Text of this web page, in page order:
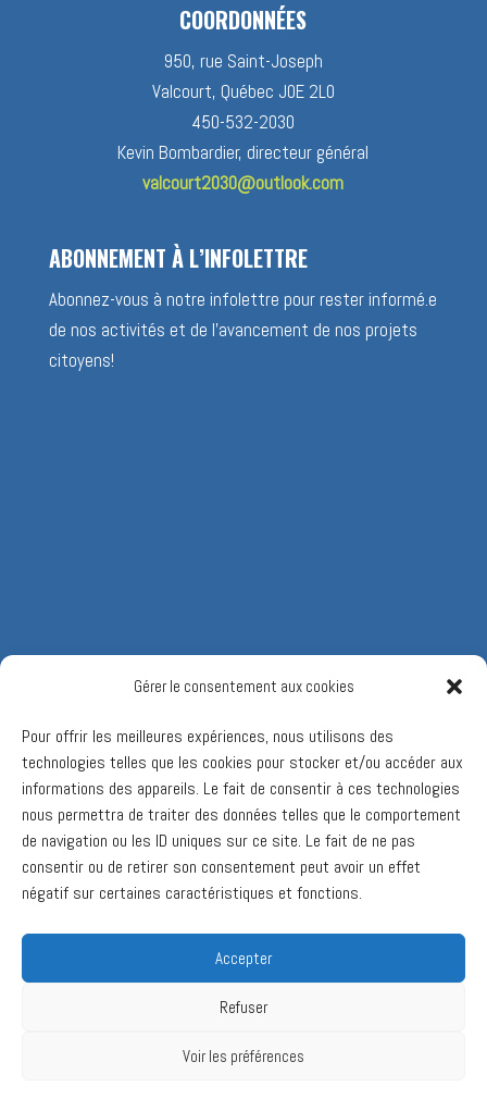
Gérer le consentement aux cookies
Pour offrir les meilleures expériences, nous utilisons des
technologies telles que les cookies pour stocker et/ou accéder aux
informations des appareils. Le fait de consentir à ces technologies
nous permettra de traiter des données telles que le comportement
de navigation ou les ID uniques sur ce site. Le fait de ne pas
consentir ou de retirer son consentement peut avoir un effet
négatif sur certaines caractéristiques et fonctions.
Accepter
Refuser
Voir les préférences
COORDONNÉES
950, rue Saint-Joseph
Valcourt, Québec J0E 2L0
450-532-2030
Kevin Bombardier, directeur général
valcourt2030@outlook.com
ABONNEMENT À L’INFOLETTRE
Abonnez-vous à notre infolettre pour rester informé.e
de nos activités et de l’avancement de nos projets
citoyens!